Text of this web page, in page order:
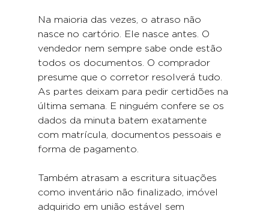
Na maioria das vezes, o atraso não
nasce no cartório. Ele nasce antes. O
vendedor nem sempre sabe onde estão
todos os documentos. O comprador
presume que o corretor resolverá tudo.
As partes deixam para pedir certidões na
última semana. E ninguém confere se os
dados da minuta batem exatamente
com matrícula, documentos pessoais e
forma de pagamento.
Também atrasam a escritura situações
como inventário não finalizado, imóvel
adquirido em união estável sem